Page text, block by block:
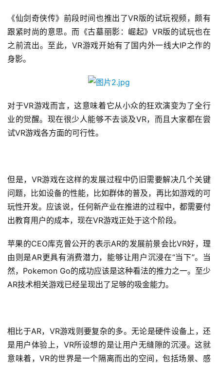
游
茶
原
创
业
界
手
戏
单
机
游
休
闲
游
0
2
5
《仙剑奇侠传》前段时间也推出了VR版的试玩视频，颇有
跟紧时尚的意思。而《古墓丽影：崛起》VR版的试玩也在
之前流出。至此，VR游戏开始有了国内外一线大IP之作的
身影。
对于VR游戏而言，这意味着它从小众的狂欢演变为了全行
业的觉醒。现在很少人能够不去谈及VR，而且大家都在尝
试VR游戏各方面的可行性。
但是，VR游戏在这样的发展过程中仍旧需要解决几个关键
问题，比如设备的性能，比如群体的普及，再比如游戏的可
玩性开发。应该说，任何新产业在推进的过程中，都需要付
出教育用户的成本，现在VR游戏正处于这个阶段。
苹果的CEO库克曾公开的表示AR的发展前景会比VR好，理
由则是AR更具有消费潜力，能够让用户沉浸在“当下”。当
然，Pokemon Go的成功应该是这种看法的推力之一。至少
AR技术相关游戏已经呈现出了足够的吸金能力。
相比于AR，VR游戏则要复杂的多。无论是硬件设备上，还
是用户体验上，VR所设想的是让用户无缝隙的沉浸。这就
意味着，VR的世界是一个隔离而出的空间，包括场景、感